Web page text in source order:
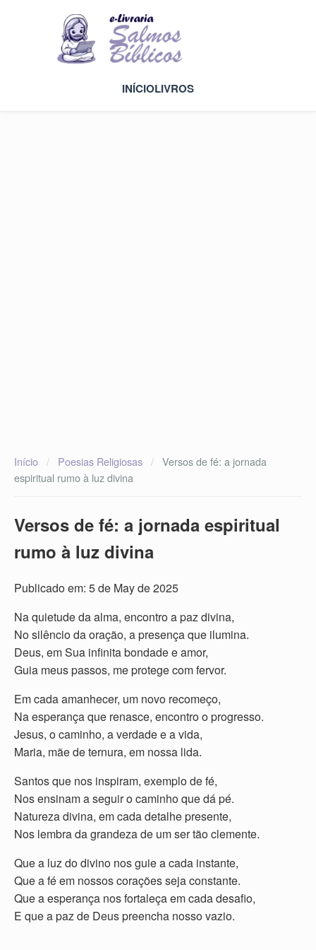
INÍCIOLIVROS
Início / Poesias Religiosas / Versos de fé: a jornada
espiritual rumo à luz divina
Versos de fé: a jornada espiritual
rumo à luz divina
Publicado em: 5 de May de 2025
Na quietude da alma, encontro a paz divina,
No silêncio da oração, a presença que ilumina.
Deus, em Sua infinita bondade e amor,
Guia meus passos, me protege com fervor.
Em cada amanhecer, um novo recomeço,
Na esperança que renasce, encontro o progresso.
Jesus, o caminho, a verdade e a vida,
Maria, mãe de ternura, em nossa lida.
Santos que nos inspiram, exemplo de fé,
Nos ensinam a seguir o caminho que dá pé.
Natureza divina, em cada detalhe presente,
Nos lembra da grandeza de um ser tão clemente.
Que a luz do divino nos guie a cada instante,
Que a fé em nossos corações seja constante.
Que a esperança nos fortaleça em cada desafio,
E que a paz de Deus preencha nosso vazio.